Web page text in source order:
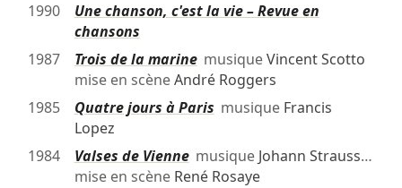
1990
Une chanson, c'est la vie – Revue en
chansons
1987
Trois de la marinemusiqueVincent Scotto
mise en scèneAndré Roggers
1985
Quatre jours à Paris musique Francis
Lopez
1984
Valses de Viennemusique Johann Strauss…
mise en scène René Rosaye